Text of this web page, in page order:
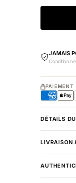
JAMAIS
Condition
PAIEMENT
DÉTAILS
LIVRAISON